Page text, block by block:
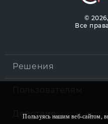
Пользуясь нашим веб-сайтом,
©
Все
Решения
Действия